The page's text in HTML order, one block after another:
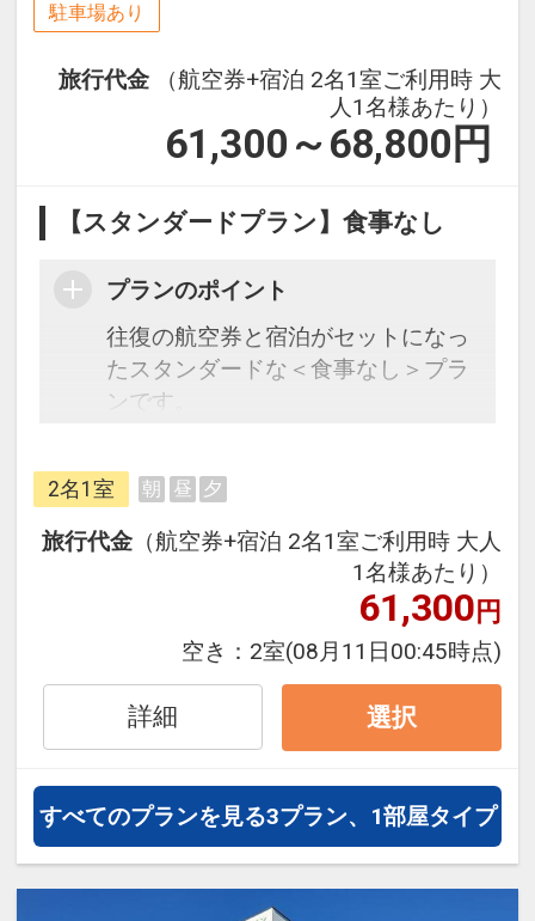
駐車場あり
旅行代金
（航空券+宿泊 2名1室ご利用時 大
人1名様あたり）
61,300～68,800 円
【スタンダードプラン】食事なし
プランのポイント
往復の航空券と宿泊がセットになっ
たスタンダードな＜食事なし＞プラ
ンです。
できるダイナミックパッケージだか
ら、一都市滞在はもちろん周遊旅行
にも最適！
旅行期間中の1泊だけの宿泊や延
泊・飛び泊なども自由自在です。
フライトは、安心のJAL（または
JALグループ）確約！フライトマイ
ル50%貯まります。
オプションでレンタカーや現地交
通・体験プランなどの追加（同時予
約）が可能なプランもございます。
2名1室 朝 昼 夕
旅行代金 （航空券+宿泊 2名1室ご利用時 大人
1名様あたり）
61,300円
空き： 2室(08月11日00:45時点)
詳細 選択
すべてのプランを見る3プラン、1部屋タイプ